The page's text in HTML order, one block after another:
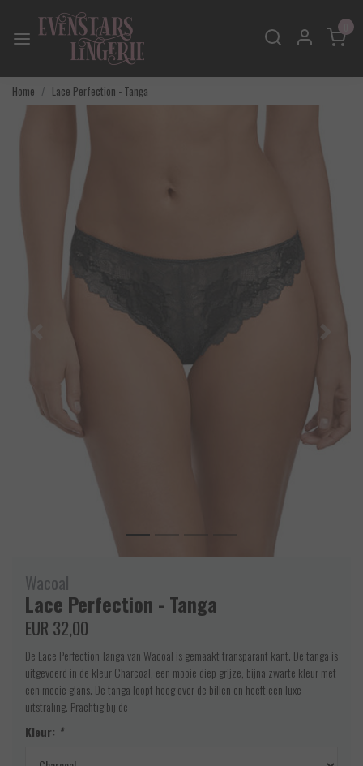
Home Lace Perfection - Tanga
Wacoal
Lace Perfection - Tanga
EUR 32,00
De Lace Perfection Tanga van Wacoal is gemaakt transparant kant. De tanga is
uitgevoerd in de kleur Charcoal, een mooie diep grijze, bijna zwarte kleur met
een mooie glans. De tanga loopt hoog over de billen en heeft een luxe
uitstraling. Prachtig bij de
Kleur: *